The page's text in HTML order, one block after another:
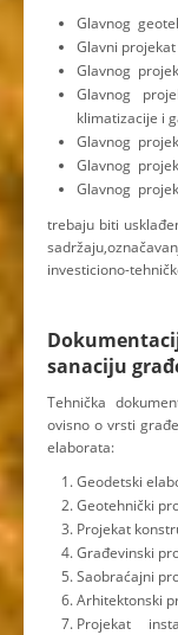
Glavnog
Glavni
Glavnog
Glavnog
klimatizacije i
Glavnog
Glavnog
Glavnog
trebaju biti
investiciono-
sanaciju
Tehnička
ovisno o vrsti
elaborata:
Geodetski
Geotehnički
Projekat
Građevinski
Saobraćajni
Arhitektonski
Projekat